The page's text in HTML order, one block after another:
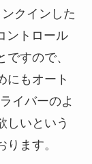
クインした
ントロール
すので、
にもオート
イバーのよ
しいという
ます。